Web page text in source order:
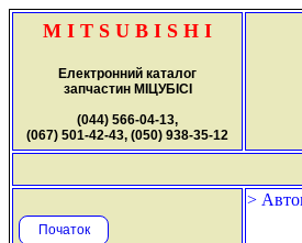
M I T S U B I S H I
Електронний каталог
запчастин МІЦУБІСІ
(044) 566-04-13,
(067) 501-42-43, (050) 938-35-12
Початок
>